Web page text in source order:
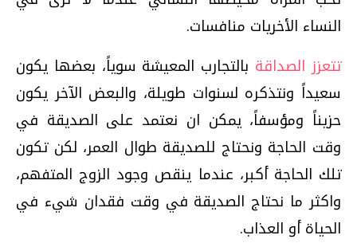
النساء الأخريات منافسات.
تتعزز الصداقة بالتجارب المعيشة سوياً، بعضها يكون
سعيداً ونتذكره لسنوات طويلة، والبعض الآخر يكون
حزيناً ومؤسفاً، يمكن ان نعتمد على الصديقة في
وقت الحاجة ونحتاج للصديقة طوال العمر، لكن تكون
تلك الحاجة أكبر، عندما ينقص وجود الزوج المتفهم،
واكثر ما نحتاج الصديقة في وقت فقدان شيء في
الحياة أو العذاب.